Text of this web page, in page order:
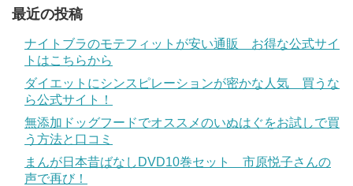
最近の投稿
ナイトブラのモテフィットが安い通販 お得な公式サイ
トはこちらから
ダイエットにシンスピレーションが密かな人気 買うな
ら公式サイト！
無添加ドッグフードでオススメのいぬはぐをお試しで買
う方法と口コミ
まんが日本昔ばなしDVD10巻セット 市原悦子さんの
声で再び！